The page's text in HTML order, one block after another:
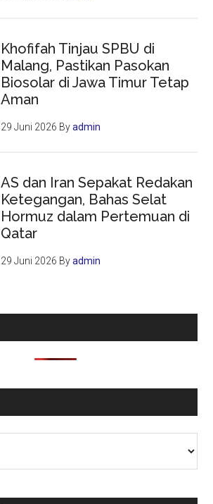
Khofifah Tinjau SPBU di
Malang, Pastikan Pasokan
Biosolar di Jawa Timur Tetap
Aman
29 Juni 2026 Byadmin
AS dan Iran Sepakat Redakan
Ketegangan, Bahas Selat
Hormuz dalam Pertemuan di
Qatar
29 Juni 2026 Byadmin